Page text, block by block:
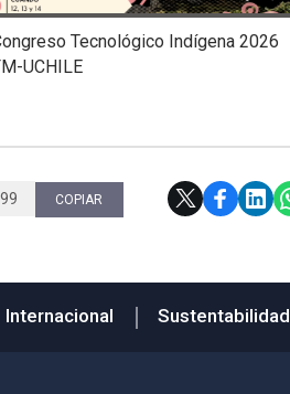
Tecnológico Indígena 2026
UCHILE
COPIAR
Internacional Sustentabilidad